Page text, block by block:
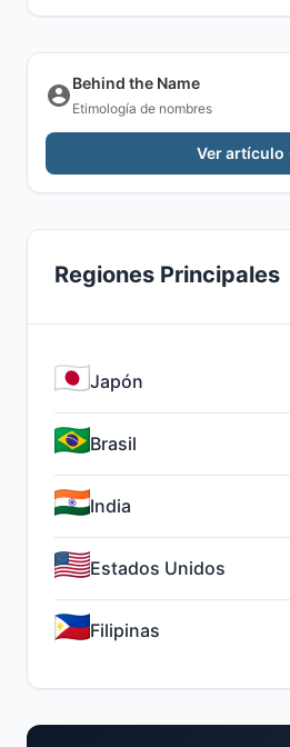
Behind the Name
Etimología de nombres
Ver artículo
Regiones Principales
Japón
Brasil
India
Estados Unidos
Filipinas